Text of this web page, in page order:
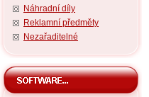
Náhradní díly
Reklamní předměty
Nezařaditelné